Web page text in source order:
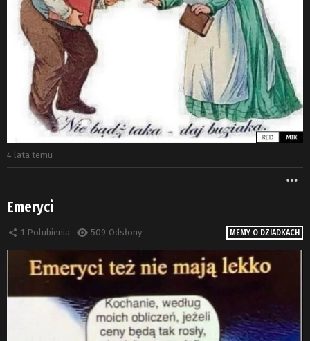
4 lata temu
MEMY O DZIADKACH
Emeryci
1 Polubienia 509 Odsłony